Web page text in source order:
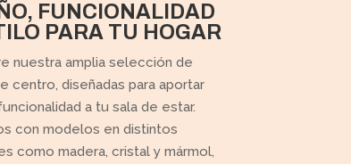
FUNCIONALIDAD
PARA TU HOGAR
nuestra amplia selección de
centro, diseñadas para aportar
a tu sala de estar.
con modelos en distintos
como madera, cristal y mármol,